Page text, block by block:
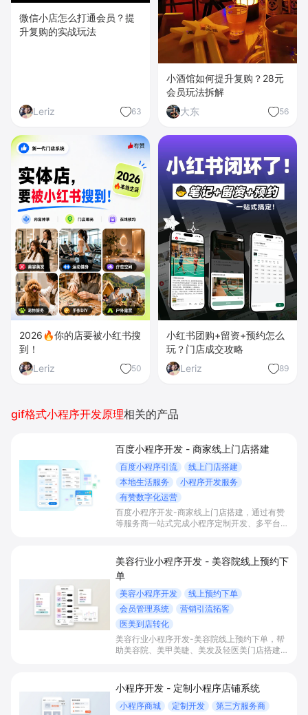
微信小店怎么打通会员？提
升复购的实战玩法
Leriz 63
小酒馆如何提升复购？28元
会员玩法拆解
大东
56
2026🔥你的店要被小红书搜
到！
Leriz
50
小红书团购+留资+预约怎么
玩？门店成交攻略
Leriz
89
gif格式小程序开发原理相关的产品
百度小程序开发 - 商家线上门店搭建
百度小程序引流
线上门店搭建
本地生活服务
小程序开发服务
有赞数字化运营
百度小程序开发-商家线上门店搭建，通过有赞
等服务商一站式完成小程序定制开发、多平台联
提升到店与下单转化。
美容行业小程序开发 - 美容院线上预约下
单
美容小程序开发
线上预约下单
会员管理系统
营销引流拓客
医美到店转化
美容行业小程序开发-美容院线上预约下单，帮
助美容院、美甲美睫、美发及轻医美门店搭建线
引流拓客、提升到店转化和复购。
小程序开发 - 定制小程序店铺系统
小程序商城 定制开发
第三方服务商